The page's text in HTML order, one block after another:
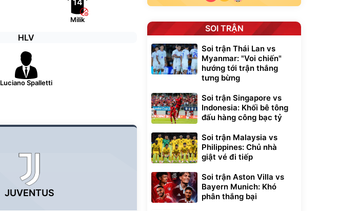
14
Milik
HLV
Luciano Spalletti
JUVENTUS
SOI TRẬN
Soi trận Thái Lan vs
Myanmar: "Voi chiến"
hướng tới trận thắng
tưng bừng
Soi trận Singapore vs
Indonesia: Khối bê tông
đấu hàng công bạc tỷ
Soi trận Malaysia vs
Philippines: Chủ nhà
giật vé đi tiếp
Soi trận Aston Villa vs
Bayern Munich: Khó
phân thắng bại